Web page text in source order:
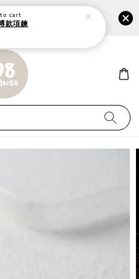
前往選購 ›› 加
cart
款項鍊